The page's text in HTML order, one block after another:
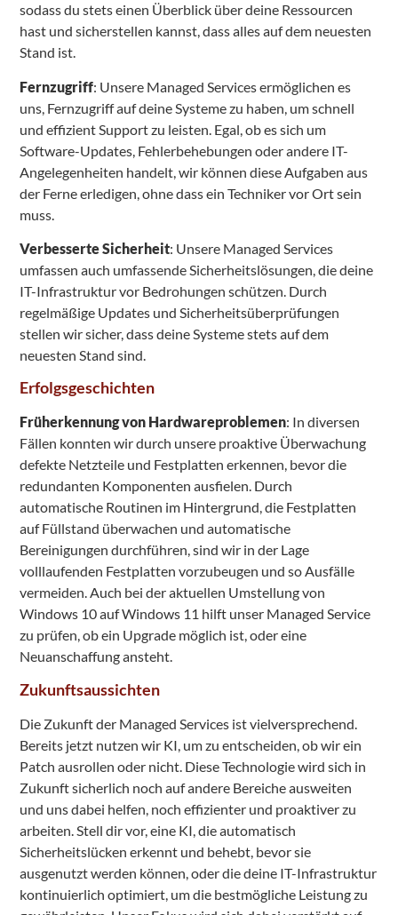
sodass du stets einen Überblick über deine Ressourcen
hast und sicherstellen kannst, dass alles auf dem neuesten
Stand ist.
Fernzugriff: Unsere Managed Services ermöglichen es
uns, Fernzugriff auf deine Systeme zu haben, um schnell
und effizient Support zu leisten. Egal, ob es sich um
Software-Updates, Fehlerbehebungen oder andere IT-
Angelegenheiten handelt, wir können diese Aufgaben aus
der Ferne erledigen, ohne dass ein Techniker vor Ort sein
muss.
Verbesserte Sicherheit: Unsere Managed Services
umfassen auch umfassende Sicherheitslösungen, die deine
IT-Infrastruktur vor Bedrohungen schützen. Durch
regelmäßige Updates und Sicherheitsüberprüfungen
stellen wir sicher, dass deine Systeme stets auf dem
neuesten Stand sind.
Erfolgsgeschichten
Früherkennung von Hardwareproblemen: In diversen
Fällen konnten wir durch unsere proaktive Überwachung
defekte Netzteile und Festplatten erkennen, bevor die
redundanten Komponenten ausfielen. Durch
automatische Routinen im Hintergrund, die Festplatten
auf Füllstand überwachen und automatische
Bereinigungen durchführen, sind wir in der Lage
volllaufenden Festplatten vorzubeugen und so Ausfälle
vermeiden. Auch bei der aktuellen Umstellung von
Windows 10 auf Windows 11 hilft unser Managed Service
zu prüfen, ob ein Upgrade möglich ist, oder eine
Neuanschaffung ansteht.
Zukunftsaussichten
Die Zukunft der Managed Services ist vielversprechend.
Bereits jetzt nutzen wir KI, um zu entscheiden, ob wir ein
Patch ausrollen oder nicht. Diese Technologie wird sich in
Zukunft sicherlich noch auf andere Bereiche ausweiten
und uns dabei helfen, noch effizienter und proaktiver zu
arbeiten. Stell dir vor, eine KI, die automatisch
Sicherheitslücken erkennt und behebt, bevor sie
ausgenutzt werden können, oder die deine IT-Infrastruktur
kontinuierlich optimiert, um die bestmögliche Leistung zu